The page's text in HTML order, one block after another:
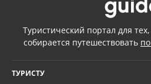
Туристический портал для
собирается путешествовать
ТУРИСТУ